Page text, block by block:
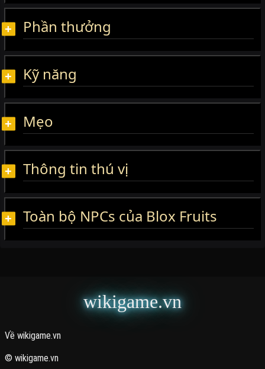
Phần thưởng
Kỹ năng
Mẹo
Thông tin thú vị
Toàn bộ NPCs của Blox Fruits
wikigame.vn
Về wikigame.vn
© wikigame.vn